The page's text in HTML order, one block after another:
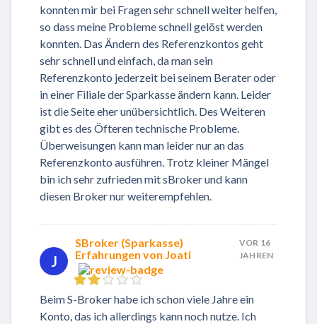
konnten mir bei Fragen sehr schnell weiter helfen,
so dass meine Probleme schnell gelöst werden
konnten. Das Ändern des Referenzkontos geht
sehr schnell und einfach, da man sein
Referenzkonto jederzeit bei seinem Berater oder
in einer Filiale der Sparkasse ändern kann. Leider
ist die Seite eher unübersichtlich. Des Weiteren
gibt es des Öfteren technische Probleme.
Überweisungen kann man leider nur an das
Referenzkonto ausführen. Trotz kleiner Mängel
bin ich sehr zufrieden mit sBroker und kann
diesen Broker nur weiterempfehlen.
J
SBroker (Sparkasse)
Erfahrungen von Joati
VOR 16
JAHREN
Beim S-Broker habe ich schon viele Jahre ein
Konto, das ich allerdings kann noch nutze. Ich